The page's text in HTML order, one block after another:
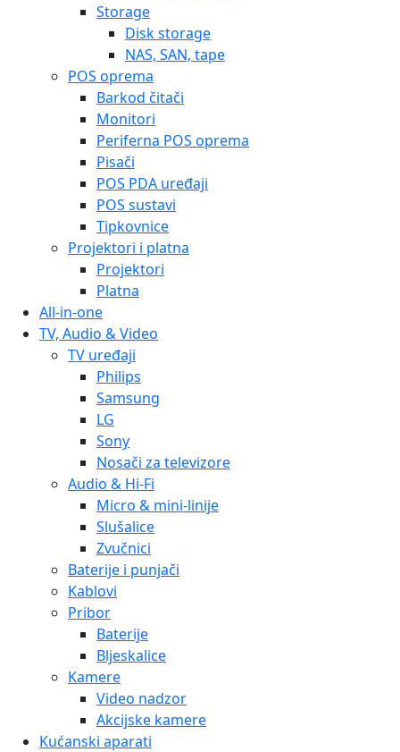
Storage
Disk storage
NAS, SAN, tape
POS oprema
Barkod čitači
Monitori
Periferna POS oprema
Pisači
POS PDA uređaji
POS sustavi
Tipkovnice
Projektori i platna
Projektori
Platna
All-in-one
TV, Audio & Video
TV uređaji
Philips
Samsung
LG
Sony
Nosači za televizore
Audio & Hi-Fi
Micro & mini-linije
Slušalice
Zvučnici
Baterije i punjači
Kablovi
Pribor
Baterije
Bljeskalice
Kamere
Video nadzor
Akcijske kamere
Kućanski aparati